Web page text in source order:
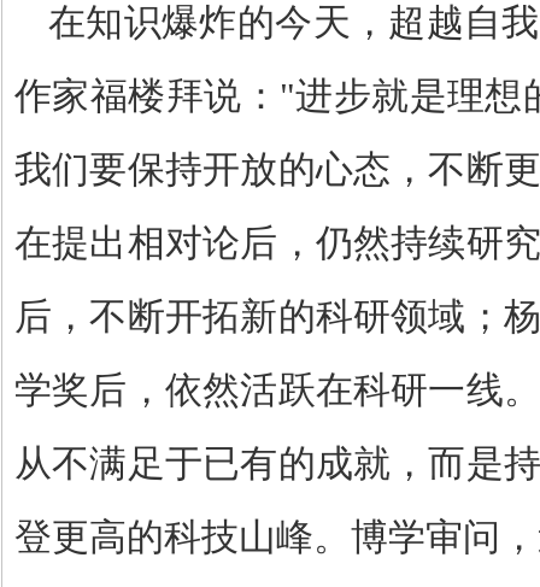
在知识爆炸的今天，超越自
作家福楼拜说： "进步就是理想
我们要保持开放的心态，不断
在提出相对论后，仍然持续研
后，不断开拓新的科研领域；
学奖后，依然活跃在科研一线
从不满足于已有的成就，而是
登更高的科技山峰。博学审问